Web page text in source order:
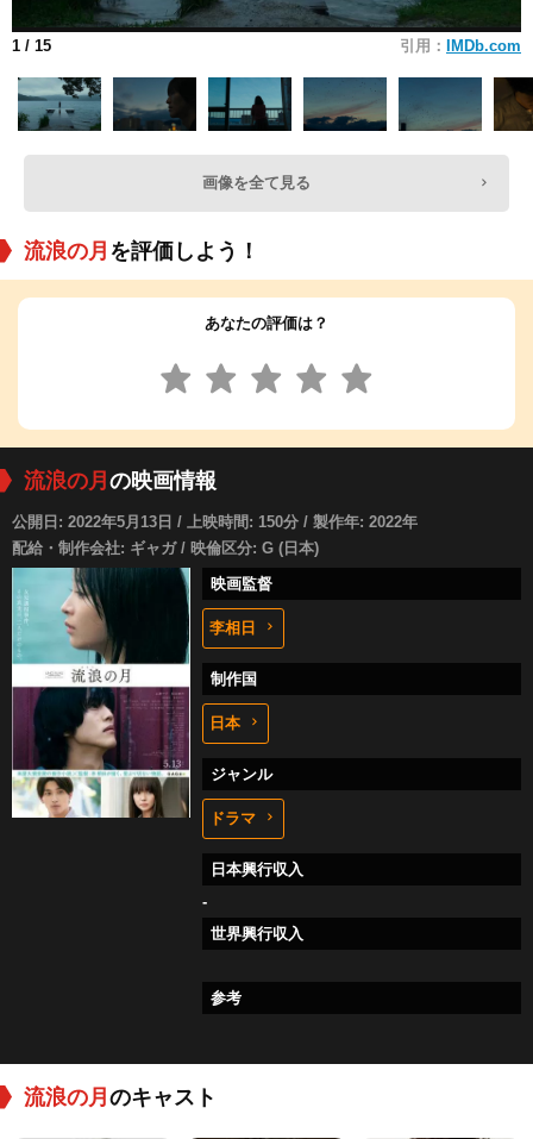
1 / 15 引用： IMDb.com
画像を全て見る
流浪の月 を評価しよう！
あなたの評価は？
流浪の月 の映画情報
公開日: 2022年5月13日 / 上映時間: 150分 / 製作年: 2022年
配給・制作会社: ギャガ / 映倫区分: G (日本)
映画監督
李相日
制作国
日本
ジャンル
ドラマ
日本興行収入
-
世界興行収入
参考
流浪の月 のキャスト